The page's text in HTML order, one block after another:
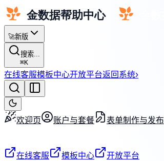
🚀新版
搜索...
⌘K
在线客服模板中心开放平台返回系统›
欢迎页 账户与套餐 表单制作与发布
在线客服 模板中心
开放平台